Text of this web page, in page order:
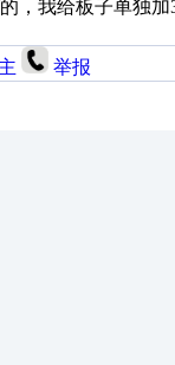
，我给板子单独
举报